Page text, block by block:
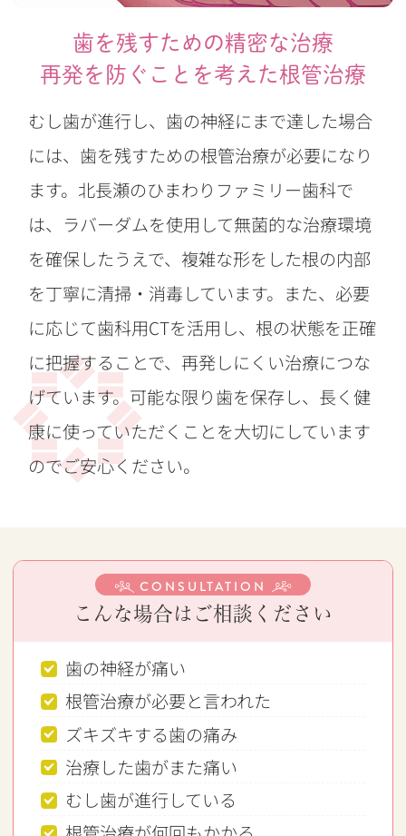
歯を残すための精密な治療
再発を防ぐことを考えた根管治療
むし歯が進行し、歯の神経にまで達した場合
には、歯を残すための根管治療が必要になり
ます。北長瀬のひまわりファミリー歯科で
は、ラバーダムを使用して無菌的な治療環境
を確保したうえで、複雑な形をした根の内部
を丁寧に清掃・消毒しています。また、必要
に応じて歯科用CTを活用し、根の状態を正確
に把握することで、再発しにくい治療につな
げています。可能な限り歯を保存し、長く健
康に使っていただくことを大切にしています
のでご安心ください。
CONSULTATION
こんな場合はご相談ください
歯の神経が痛い
根管治療が必要と言われた
ズキズキする歯の痛み
治療した歯がまた痛い
むし歯が進行している